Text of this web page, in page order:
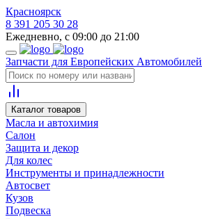
Красноярск
8 391 205 30 28
Ежедневно, с 09:00 до 21:00
Запчасти для Европейских Автомобилей
Каталог товаров
Масла и автохимия
Салон
Защита и декор
Для колес
Инструменты и принадлежности
Автосвет
Кузов
Подвеска